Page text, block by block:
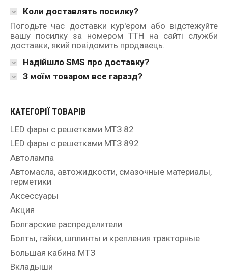
Коли доставлять посилку?
Погодьте час доставки кур'єром або відстежуйте
вашу посилку за номером ТТН на сайті служби
доставки, який повідомить продавець.
Надійшло SMS про доставку?
З моїм товаром все гаразд?
КАТЕГОРІЇ ТОВАРІВ
LED фары с решетками МТЗ 82
LED фары с решетками МТЗ 892
Автолампа
Автомасла, автожидкости, смазочные материалы,
герметики
Аксессуары
Акция
Болгарские распределители
Болты, гайки, шплинты и крепления тракторные
Большая кабина МТЗ
Вкладыши